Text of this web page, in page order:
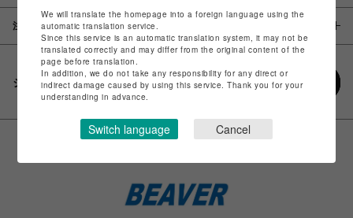
注意事項
シェアする
We will translate the homepage into a foreign language using the
automatic translation service.
Since this service is an automatic translation system, it may not be
translated correctly and may differ from the original content of the
page before translation.
In addition, we do not take any responsibility for any direct or
indirect damage caused by using this service. Thank you for your
understanding in advance.
Switch language Cancel